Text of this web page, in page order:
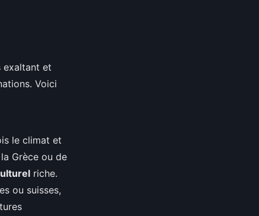
exaltant et
Voici
le climat et
Grèce ou de
riche.
ou suisses,